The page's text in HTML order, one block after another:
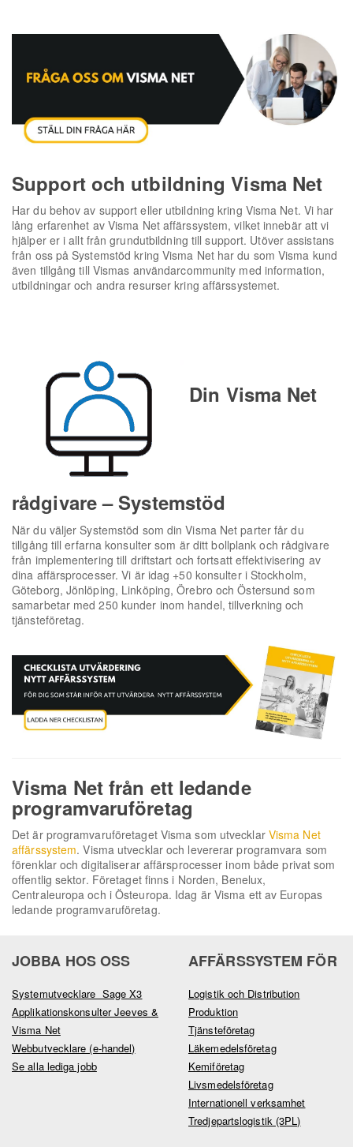
Support och utbildning Visma Net
Har du behov av support eller utbildning kring Visma Net. Vi har
lång erfarenhet av Visma Net affärssystem, vilket innebär att vi
hjälper er i allt från grundutbildning till support. Utöver assistans
från oss på Systemstöd kring Visma Net har du som Visma kund
även tillgång till Vismas användarcommunity med information,
utbildningar och andra resurser kring affärssystemet.
Din Visma Net
rådgivare – Systemstöd
När du väljer Systemstöd som din Visma Net parter får du
tillgång till erfarna konsulter som är ditt bollplank och rådgivare
från implementering till driftstart och fortsatt effektivisering av
dina affärsprocesser. Vi är idag +50 konsulter i Stockholm,
Göteborg, Jönlöping, Linköping, Örebro och Östersund som
samarbetar med 250 kunder inom handel, tillverkning och
tjänsteföretag.
Visma Net från ett ledande
programvaruföretag
Det är programvaruföretaget Visma som utvecklar Visma Net
affärssystem. Visma utvecklar och levererar programvara som
förenklar och digitaliserar affärsprocesser inom både privat som
offentlig sektor. Företaget finns i Norden, Benelux,
Centraleuropa och i Östeuropa. Idag är Visma ett av Europas
ledande programvaruföretag.
JOBBA HOS OSS
Systemutvecklare Sage X3
Applikationskonsulter Jeeves &
Visma Net
Webbutvecklare (e-handel)
Se alla lediga jobb
AFFÄRSSYSTEM FÖR
Logistik och Distribution
Produktion
Tjänsteföretag
Läkemedelsföretag
Kemiföretag
Livsmedelsföretag
Internationell verksamhet
Tredjepartslogistik (3PL)